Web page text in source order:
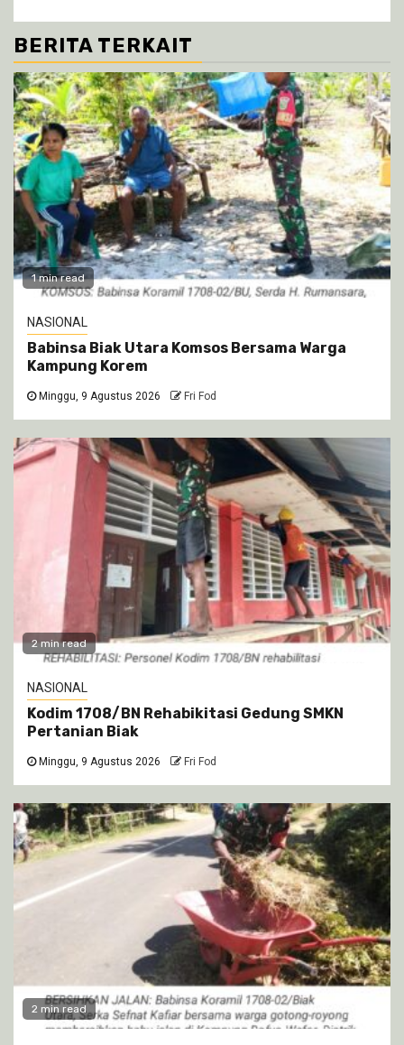
BERITA TERKAIT
1 min read
NASIONAL
Babinsa Biak Utara Komsos Bersama Warga
Kampung Korem
Minggu, 9 Agustus 2026 Fri Fod
2 min read
NASIONAL
Kodim 1708/BN Rehabikitasi Gedung SMKN
Pertanian Biak
Minggu, 9 Agustus 2026 Fri Fod
2 min read